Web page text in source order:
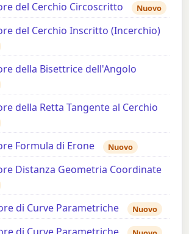
del Cerchio Circoscritto Nuovo
del Cerchio Inscritto (Incerchio)
della Bisettrice dell'Angolo
della Retta Tangente al Cerchio
Formula di Erone Nuovo
Distanza Geometria Coordinate
di Curve Parametriche Nuovo